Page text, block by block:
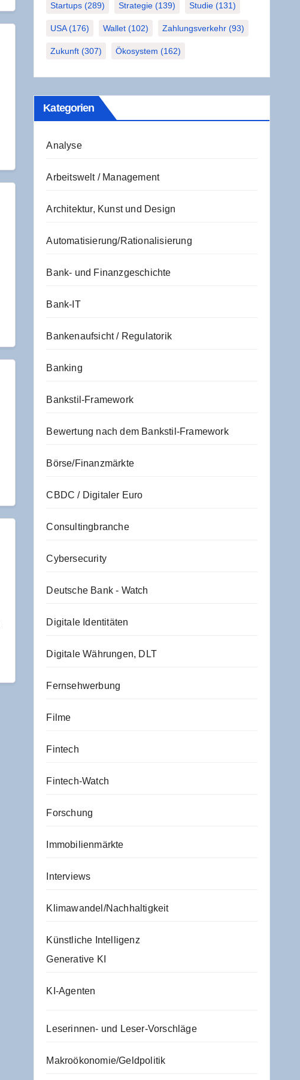
Startups (289) Strategie (139) Studie (131)
USA(176) Wallet (102) Zahlungsverkehr (93)
Zukunft (307) Ökosystem (162)
Kate­go­rien
Analyse
Arbeitswelt / Management
Architektur, Kunst und Design
Automatisierung/Rationalisierung
Bank- und Finanzgeschichte
Bank-IT
Bankenaufsicht / Regulatorik
Banking
Bankstil-Framework
Bewertung nach dem Bankstil-Framework
Börse/Finanzmärkte
CBDC / Digitaler Euro
Consultingbranche
Cybersecurity
Deutsche Bank - Watch
Digitale Identitäten
Digitale Währungen, DLT
Fernsehwerbung
Filme
Fintech
Fintech-Watch
Forschung
Immobilienmärkte
Interviews
Klimawandel/Nachhaltigkeit
Künstliche Intelligenz
Generative KI
KI-Agenten
Leserinnen- und Leser-Vorschläge
Makroökonomie/Geldpolitik